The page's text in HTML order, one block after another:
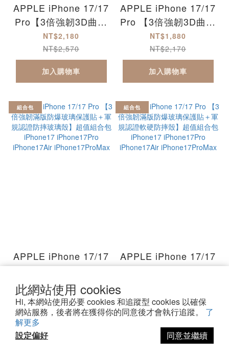
此網站使用 cookies
Hi, 本網站使用必要 cookies 和追蹤型 cookies 以確保
網站服務，後者將在獲得你的同意後才會執行追蹤。 了
解更多
設定偏好
同意並繼續
APPLE iPhone 17/17
Pro【3倍強韌3D曲面
防爆玻璃保護貼+軍規
認證防摔玻璃殼】超值
組合包 iPhone17
iPhone17Pro
iPhone17ProMax
NT$2,180
NT$2,570
加入購物車
APPLE iPhone 17/17
Pro 【3倍強韌3D曲面
防爆玻璃保護貼＋軍規
認證軟硬防摔殼】超值
組合包 iPhone17
iPhone17Pro
iPhone17ProMax
NT$1,880
NT$2,170
加入購物車
組合包
APPLE iPhone 17/17
Pro 【3倍強韌滿版防
爆玻璃保護貼＋軍規認
證防摔玻璃殼】超值組
合包 iPhone17
iPhone17Pro
iPhone17Air
NT$1,780
NT$2,170
加入購物車
組合包
APPLE iPhone 17/17
Pro 【3倍強韌滿版防
證軟硬防摔殼】超值組
合包 iPhone17
iPhone17Pro
iPhone17Air
NT$1,770
加入購物車